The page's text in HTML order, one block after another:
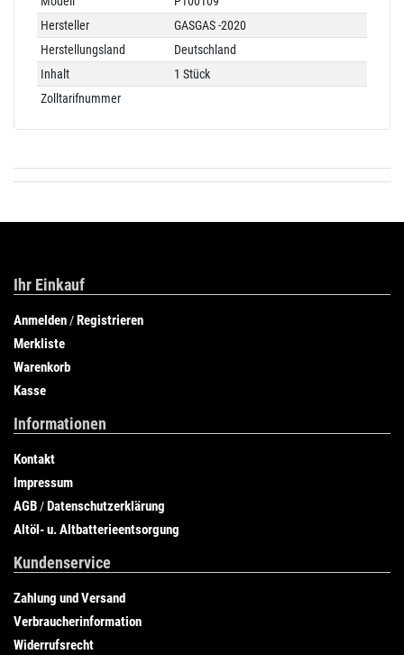
Hersteller
GASGAS -2020
Herstellungsland
Deutschland
Inhalt
1 Stück
Zolltarifnummer
Ihr Einkauf
Anmelden /Registrieren
Merkliste
Warenkorb
Kasse
Informationen
Kontakt
Impressum
AGB /Datenschutzerklärung
Altöl- u. Altbatterieentsorgung
Kundenservice
Zahlung und Versand
Verbraucherinformation
Widerrufsrecht